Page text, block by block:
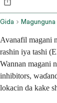
Gida Magunguna
Avanafil magani
rashin iya tashi
Wannan magani
inhibitors,
lokacin da kake